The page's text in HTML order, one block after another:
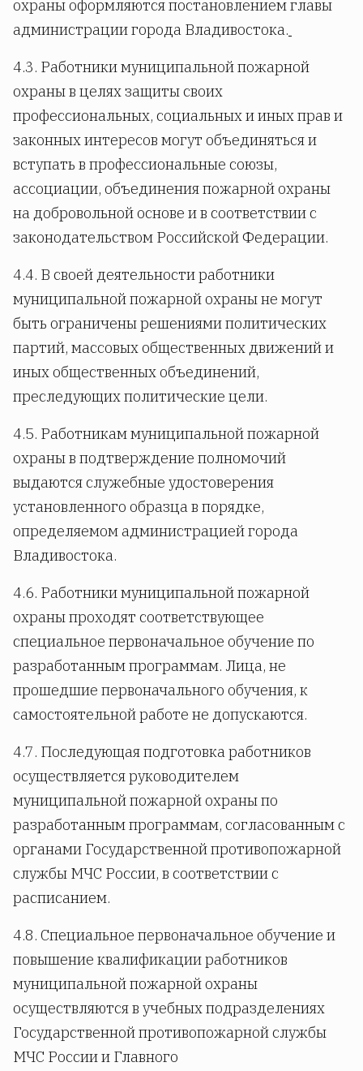
охраны оформляются постановлением главы
администрации города Владивостока.
4.3. Работники муниципальной пожарной
охраны в целях защиты своих
профессиональных, социальных и иных прав и
законных интересов могут объединяться и
вступать в профессиональные союзы,
ассоциации, объединения пожарной охраны
на добровольной основе и в соответствии с
законодательством Российской Федерации.
4.4. В своей деятельности работники
муниципальной пожарной охраны не могут
быть ограничены решениями политических
партий, массовых общественных движений и
иных общественных объединений,
преследующих политические цели.
4.5. Работникам муниципальной пожарной
охраны в подтверждение полномочий
выдаются служебные удостоверения
установленного образца в порядке,
определяемом администрацией города
Владивостока.
4.6. Работники муниципальной пожарной
охраны проходят соответствующее
специальное первоначальное обучение по
разработанным программам. Лица, не
прошедшие первоначального обучения, к
самостоятельной работе не допускаются.
4.7. Последующая подготовка работников
осуществляется руководителем
муниципальной пожарной охраны по
разработанным программам, согласованным с
органами Государственной противопожарной
службы МЧС России, в соответствии с
расписанием.
4.8. Специальное первоначальное обучение и
повышение квалификации работников
муниципальной пожарной охраны
осуществляются в учебных подразделениях
Государственной противопожарной службы
МЧС России и Главного